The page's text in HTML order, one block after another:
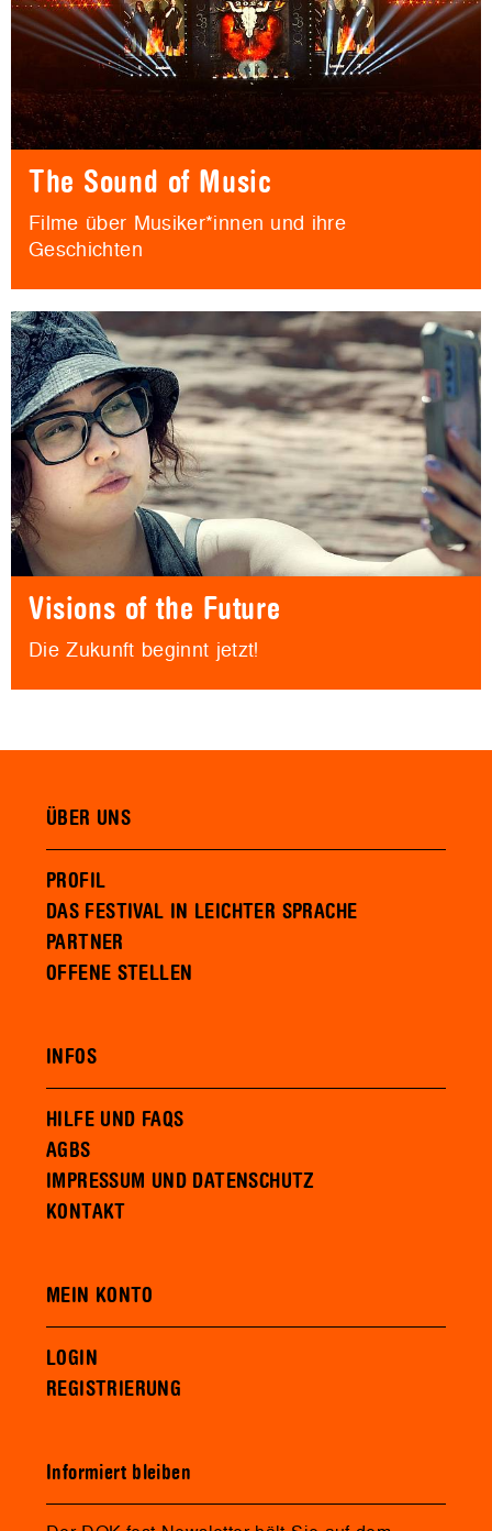
The Sound of Music
Filme über Musiker*innen und ihre
Geschichten
Visions of the Future
Die Zukunft beginnt jetzt!
ÜBER UNS
PROFIL
DAS FESTIVAL IN LEICHTER SPRACHE
PARTNER
OFFENE STELLEN
INFOS
HILFE UND FAQS
AGBS
IMPRESSUM UND DATENSCHUTZ
KONTAKT
MEIN KONTO
LOGIN
REGISTRIERUNG
Informiert bleiben